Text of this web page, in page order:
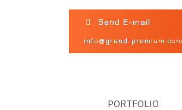
Send E-mail
info@grand-premium.com
PORTFOLIO